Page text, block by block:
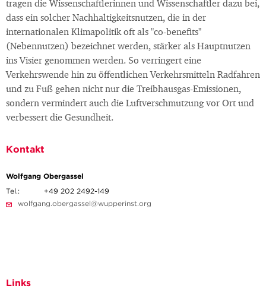
tragen die Wissenschaftlerinnen und Wissenschaftler dazu bei,
dass ein solcher Nachhaltigkeitsnutzen, die in der
internationalen Klimapolitik oft als "co-benefits"
(Nebennutzen) bezeichnet werden, stärker als Hauptnutzen
ins Visier genommen werden. So verringert eine
Verkehrswende hin zu öffentlichen Verkehrsmitteln Radfahren
und zu Fuß gehen nicht nur die Treibhausgas-Emissionen,
sondern vermindert auch die Luftverschmutzung vor Ort und
verbessert die Gesundheit.
Kontakt
Wolfgang Obergassel
Tel.:
+49 202 2492-149
wolfgang.obergassel@wupperinst.org
Links